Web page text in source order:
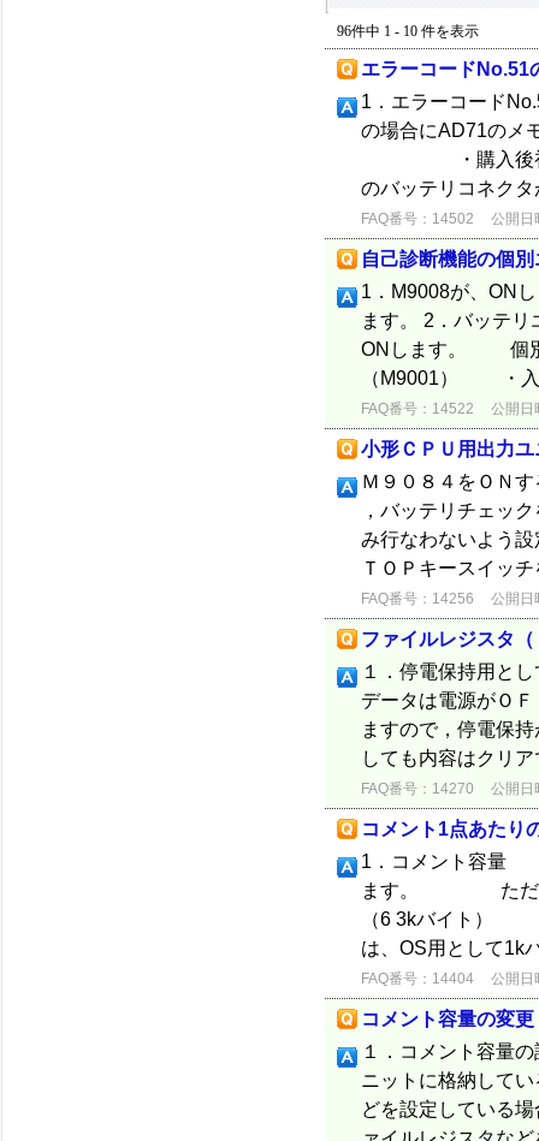
96件中 1 - 10 件を表示
エラーコードNo.51
1．エラーコード
の場合にAD71の
・購入後初め
のバッテリコネ
FAQ番号：14502 公開日
自己診断機能の個
1．M9008が、ON
ます。 2．バッテ
ONします。 個別
（M9001） ・
FAQ番号：14522 公開日
小形ＣＰＵ用出力
Ｍ９０８４をＯＮ
，バッテリチェッ
み行なわないよう
ＴＯＰキースイッ
FAQ番号：14256 公開日
ファイルレジスタ
１．停電保持用と
データは電源がＯ
ますので，停電保
しても内容はクリ
FAQ番号：14270 公開日
コメント1点あたり
1．コメント容量
ます。 ただしパ
（6 3kバイト
は、OS用とし
FAQ番号：14404 公開日
コメント容量の変更
１．コメント容量
ニットに格納して
どを設定している